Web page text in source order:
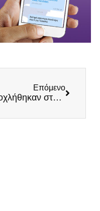
Επόμενο
Ενοχλήθηκαν στο MEGA από τη μηχανοκίνητη πορεία των ΕΛΛΗΝΩΝ στη Θεσσαλονίκη